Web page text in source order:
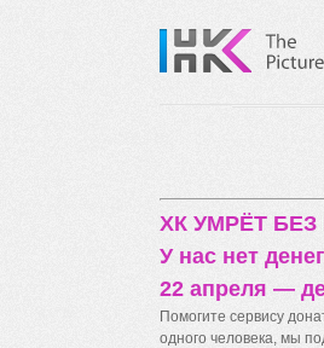
ХК УМРЁТ
У нас нет
22 апреля —
Помогите сервису
одного человека, мы